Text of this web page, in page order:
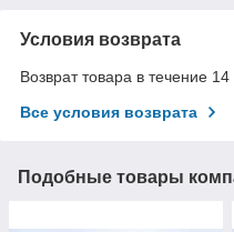
Условия возврата
Возврат товара в течение
Все условия возврата
Подобные товары